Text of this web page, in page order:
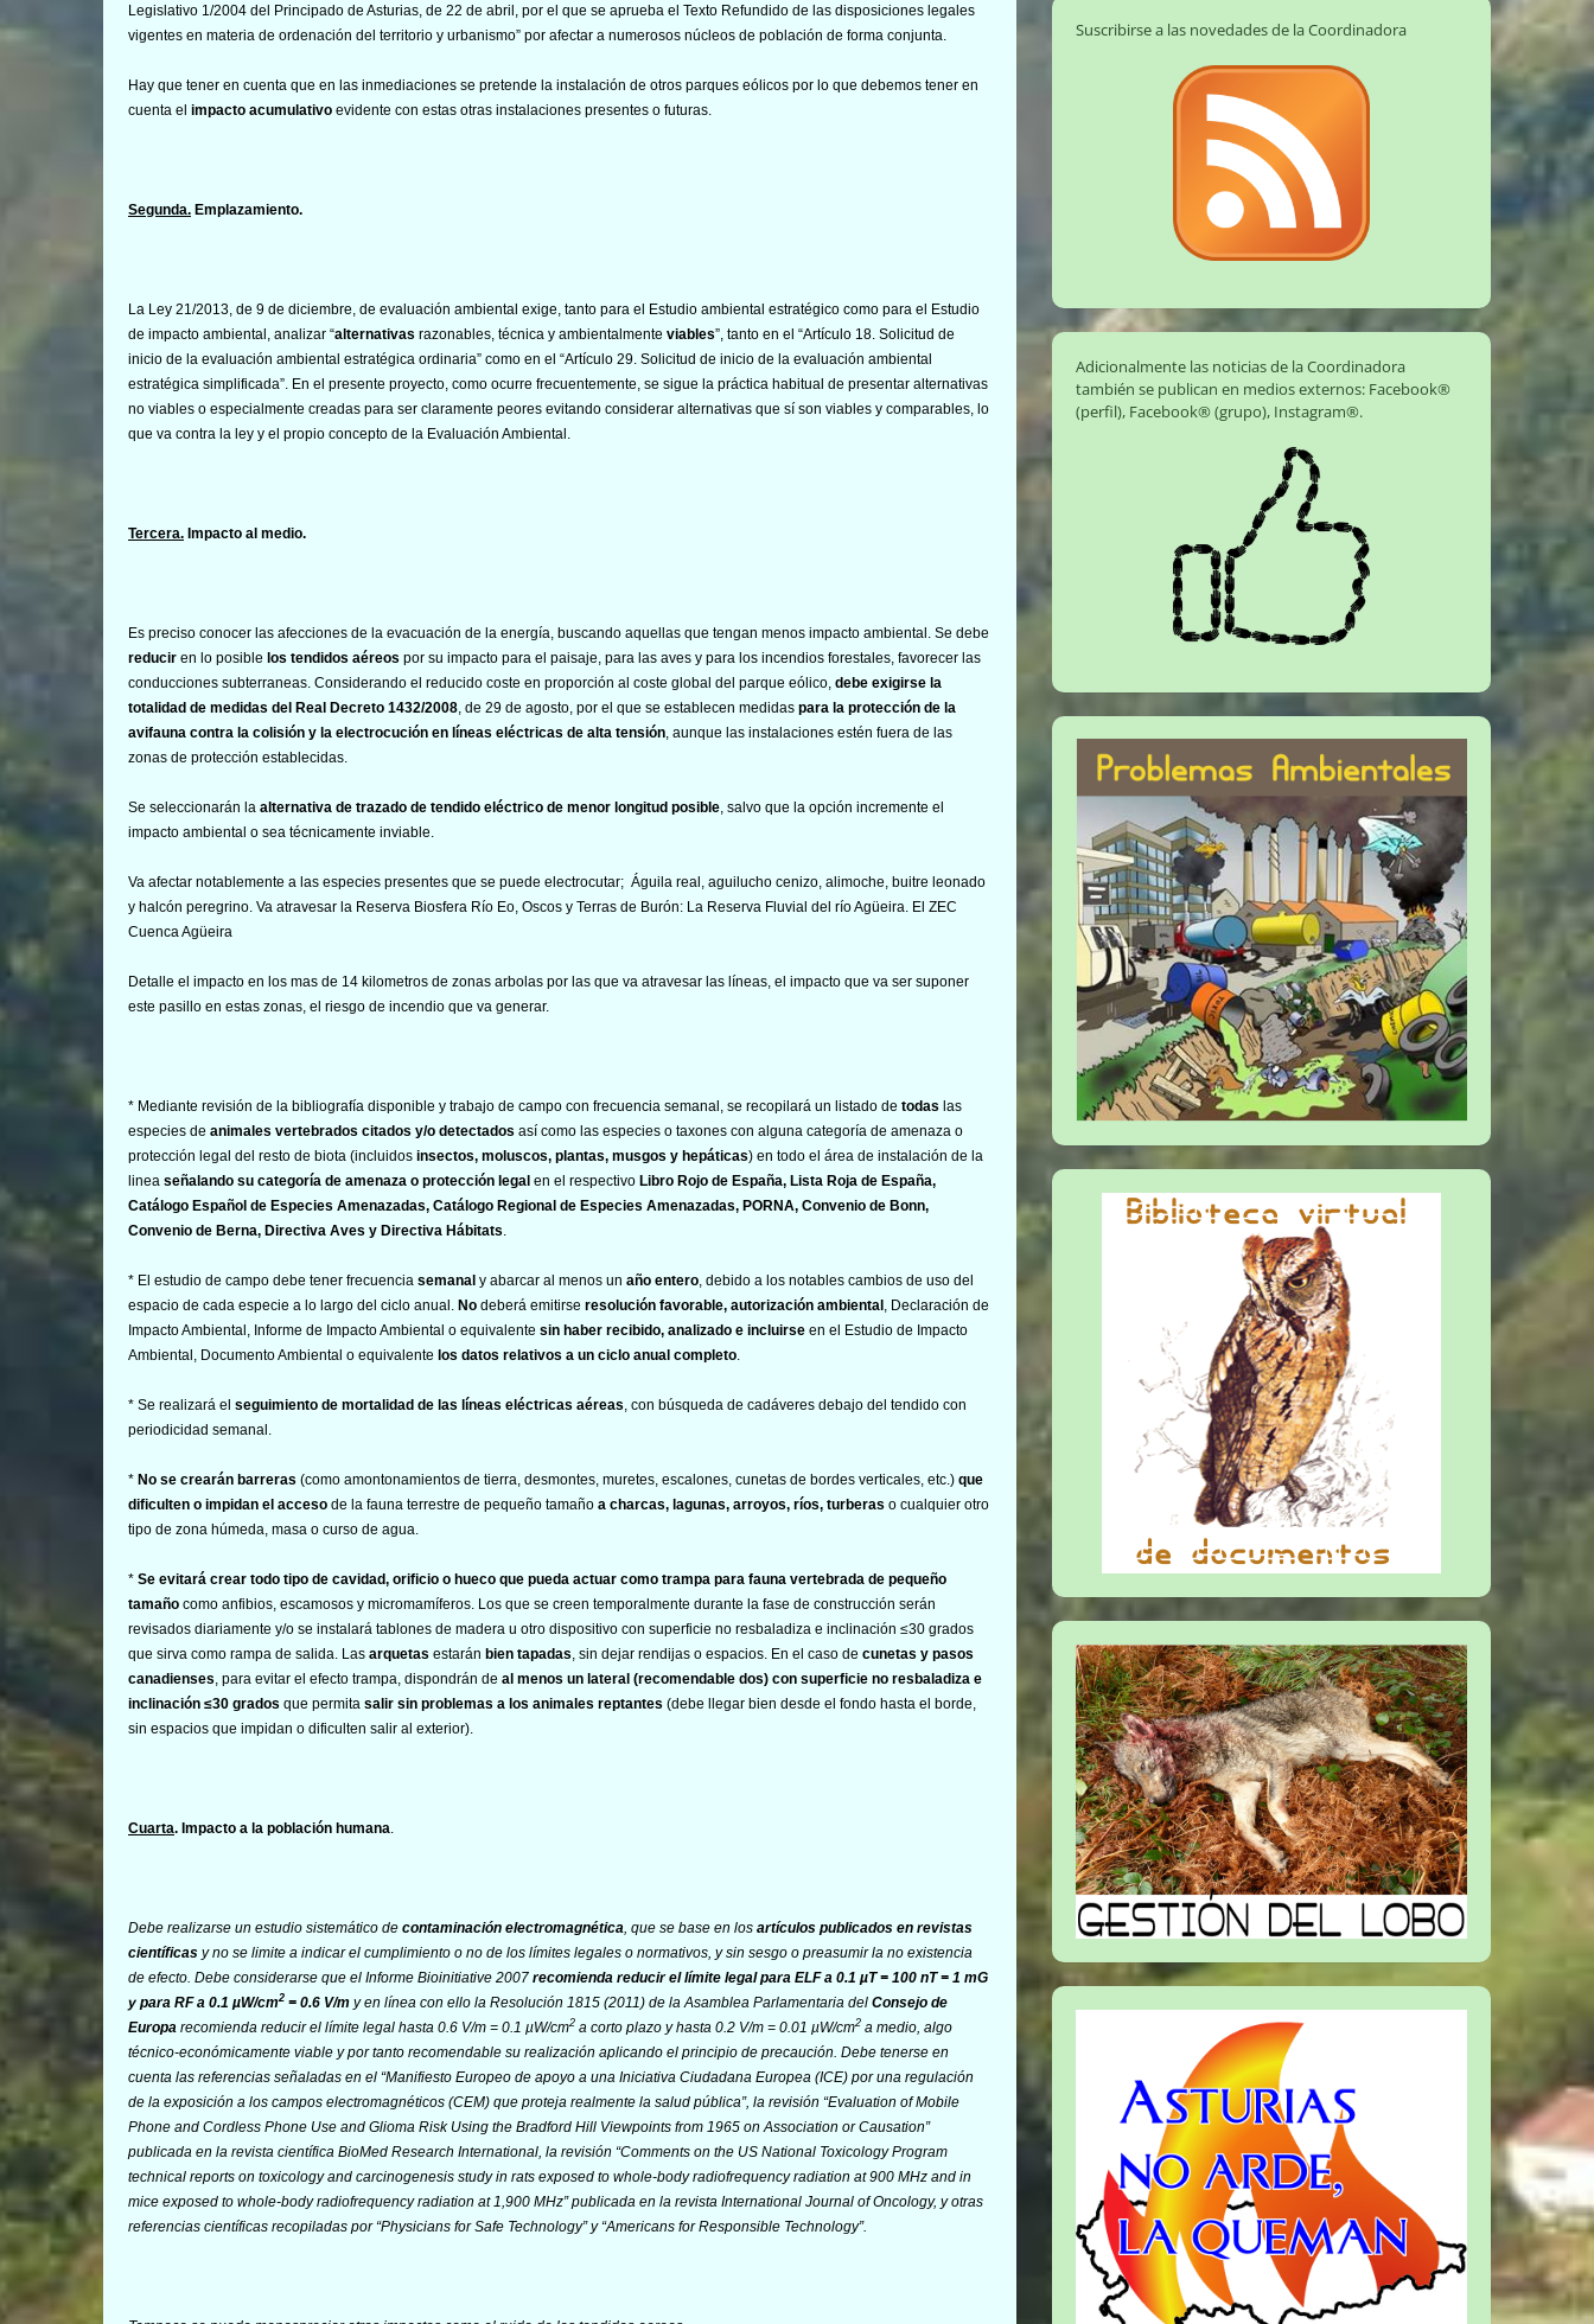
Legislativo 1/2004 del Principado de Asturias, de 22 de abril, por el que se aprueba el Texto Refundido de las disposiciones legales
vigentes en materia de ordenación del territorio y urbanismo” por afectar a numerosos núcleos de población de forma conjunta.
Hay que tener en cuenta que en las inmediaciones se pretende la instalación de otros parques eólicos por lo que debemos tener en
cuenta el impacto acumulativo evidente con estas otras instalaciones presentes o futuras.
Segunda. Emplazamiento.
La Ley 21/2013, de 9 de diciembre, de evaluación ambiental exige, tanto para el Estudio ambiental estratégico como para el Estudio
de impacto ambiental, analizar “alternativas razonables, técnica y ambientalmente viables”, tanto en el “Artículo 18. Solicitud de
inicio de la evaluación ambiental estratégica ordinaria” como en el “Artículo 29. Solicitud de inicio de la evaluación ambiental
estratégica simplificada”. En el presente proyecto, como ocurre frecuentemente, se sigue la práctica habitual de presentar alternativas
no viables o especialmente creadas para ser claramente peores evitando considerar alternativas que sí son viables y comparables, lo
que va contra la ley y el propio concepto de la Evaluación Ambiental.
Tercera. Impacto al medio.
Es preciso conocer las afecciones de la evacuación de la energía, buscando aquellas que tengan menos impacto ambiental. Se debe
reducir en lo posible los tendidos aéreos por su impacto para el paisaje, para las aves y para los incendios forestales, favorecer las
conducciones subterraneas. Considerando el reducido coste en proporción al coste global del parque eólico, debe exigirse la
totalidad de medidas del Real Decreto 1432/2008, de 29 de agosto, por el que se establecen medidas para la protección de la
avifauna contra la colisión y la electrocución en líneas eléctricas de alta tensión, aunque las instalaciones estén fuera de las
zonas de protección establecidas.
Se seleccionarán la alternativa de trazado de tendido eléctrico de menor longitud posible, salvo que la opción incremente el
impacto ambiental o sea técnicamente inviable.
Va afectar notablemente a las especies presentes que se puede electrocutar; Águila real, aguilucho cenizo, alimoche, buitre leonado
y halcón peregrino. Va atravesar la Reserva Biosfera Río Eo, Oscos y Terras de Burón: La Reserva Fluvial del río Agüeira. El ZEC
Cuenca Agüeira
Detalle el impacto en los mas de 14 kilometros de zonas arbolas por las que va atravesar las líneas, el impacto que va ser suponer
este pasillo en estas zonas, el riesgo de incendio que va generar.
* Mediante revisión de la bibliografía disponible y trabajo de campo con frecuencia semanal, se recopilará un listado de todas las
especies de animales vertebrados citados y/o detectados así como las especies o taxones con alguna categoría de amenaza o
protección legal del resto de biota (incluidos insectos, moluscos, plantas, musgos y hepáticas) en todo el área de instalación de la
linea señalando su categoría de amenaza o protección legal en el respectivo Libro Rojo de España, Lista Roja de España,
Catálogo Español de Especies Amenazadas, Catálogo Regional de Especies Amenazadas, PORNA, Convenio de Bonn,
Convenio de Berna, Directiva Aves y Directiva Hábitats.
* El estudio de campo debe tener frecuencia semanal y abarcar al menos un año entero, debido a los notables cambios de uso del
espacio de cada especie a lo largo del ciclo anual. No deberá emitirse resolución favorable, autorización ambiental , Declaración de
Impacto Ambiental, Informe de Impacto Ambiental o equivalente sin haber recibido, analizado e incluirse en el Estudio de Impacto
Ambiental, Documento Ambiental o equivalente los datos relativos a un ciclo anual completo.
* Se realizará el seguimiento de mortalidad de las líneas eléctricas aéreas, con búsqueda de cadáveres debajo del tendido con
periodicidad semanal.
* No se crearán barreras (como amontonamientos de tierra, desmontes, muretes, escalones, cunetas de bordes verticales, etc.) que
dificulten o impidan el acceso de la fauna terrestre de pequeño tamaño a charcas, lagunas, arroyos, ríos, turberas o cualquier otro
tipo de zona húmeda, masa o curso de agua.
* Se evitará crear todo tipo de cavidad, orificio o hueco que pueda actuar como trampa para fauna vertebrada de pequeño
tamaño como anfibios, escamosos y micromamíferos. Los que se creen temporalmente durante la fase de construcción serán
revisados diariamente y/o se instalará tablones de madera u otro dispositivo con superficie no resbaladiza e inclinación ≤30 grados
que sirva como rampa de salida. Las arquetas estarán bien tapadas, sin dejar rendijas o espacios. En el caso de cunetas y pasos
canadienses, para evitar el efecto trampa, dispondrán de al menos un lateral (recomendable dos) con superficie no resbaladiza e
inclinación ≤30 grados que permita salir sin problemas a los animales reptantes (debe llegar bien desde el fondo hasta el borde,
sin espacios que impidan o dificulten salir al exterior).
Cuarta. Impacto a la población humana.
Debe realizarse un estudio sistemático de contaminación electromagnética, que se base en los artículos publicados en revistas
científicas y no se limite a indicar el cumplimiento o no de los límites legales o normativos, y sin sesgo o preasumir la no existencia
de efecto. Debe considerarse que el Informe Bioinitiative 2007 recomienda reducir el límite legal para ELF a 0.1 µT = 100 nT = 1 mG
y para RF a 0.1 µW/cm2 = 0.6 V/m y en línea con ello la Resolución 1815 (2011) de la Asamblea Parlamentaria del Consejo de
Europa recomienda reducir el límite legal hasta 0.6 V/m = 0.1 µW/cm2 a corto plazo y hasta 0.2 V/m = 0.01 µW/cm2 a medio, algo
técnico-económicamente viable y por tanto recomendable su realización aplicando el principio de precaución. Debe tenerse en
cuenta las referencias señaladas en el “Manifiesto Europeo de apoyo a una Iniciativa Ciudadana Europea (ICE) por una regulación
de la exposición a los campos electromagnéticos (CEM) que proteja realmente la salud pública”, la revisión “Evaluation of Mobile
Phone and Cordless Phone Use and Glioma Risk Using the Bradford Hill Viewpoints from 1965 on Association or Causation”
publicada en la revista científica BioMed Research International, la revisión “Comments on the US National Toxicology Program
technical reports on toxicology and carcinogenesis study in rats exposed to whole-body radiofrequency radiation at 900 MHz and in
mice exposed to whole-body radiofrequency radiation at 1,900 MHz” publicada en la revista International Journal of Oncology, y otras
referencias científicas recopiladas por “Physicians for Safe Technology” y “Americans for Responsible Technology”.
Suscribirse a las novedades de la Coordinadora
Adicionalmente las noticias de la Coordinadora
también se publican en medios externos: Facebook®
(perfil), Facebook® (grupo), Instagram®.